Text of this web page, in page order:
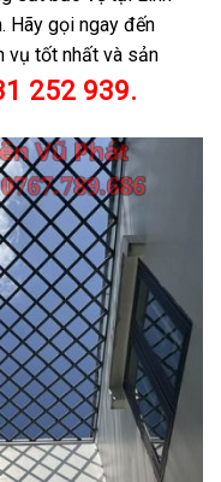
Hãy gọi ngay đến
vụ tốt nhất và sản
252 939.